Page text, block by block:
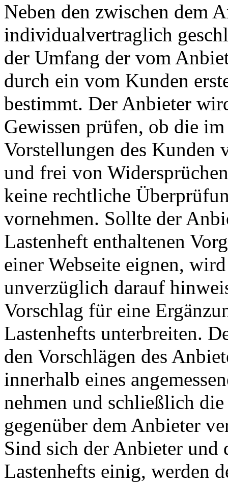
Neben den zwischen dem
individualvertraglich
der Umfang der vom
durch ein vom Kunden
bestimmt. Der Anbieter
Gewissen prüfen, ob die
Vorstellungen des Kunden
und frei von
keine rechtliche
vornehmen. Sollte der
Lastenheft enthaltenen
einer Webseite eignen,
unverzüglich darauf
Vorschlag für eine
Lastenhefts unterbreiten.
den Vorschlägen des
innerhalb eines
nehmen und schließlich
gegenüber dem Anbieter
Sind sich der Anbieter
Lastenhefts einig, werden